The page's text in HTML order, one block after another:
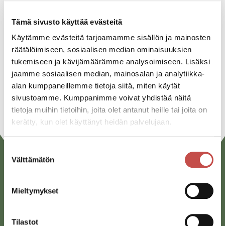
Tämä sivusto käyttää evästeitä
Käytämme evästeitä tarjoamamme sisällön ja mainosten
räätälöimiseen, sosiaalisen median ominaisuuksien
tukemiseen ja kävijämäärämme analysoimiseen. Lisäksi
jaamme sosiaalisen median, mainosalan ja analytiikka-
alan kumppaneillemme tietoja siitä, miten käytät
sivustoamme. Kumppanimme voivat yhdistää näitä
tietoja muihin tietoihin, joita olet antanut heille tai joita on
kerätty, kun olet käyttänyt heidän palvelujaan.
valinta
Välttämätön
Mieltymykset
Tilastot
Facebook
Twitter
Linkedin
URL